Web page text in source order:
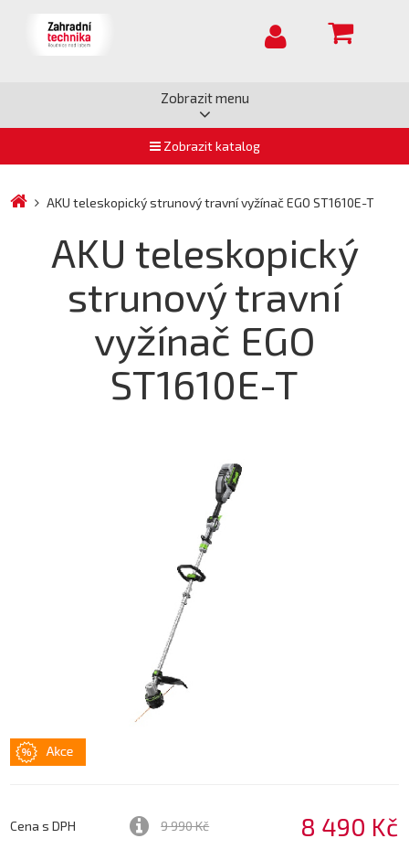
Zobrazit menu
Zobrazit katalog
AKU teleskopický strunový travní vyžínač EGO ST1610E-T
AKU teleskopický
strunový travní
vyžínač EGO
ST1610E-T
Cena s DPH 9 990 Kč 8 490 Kč